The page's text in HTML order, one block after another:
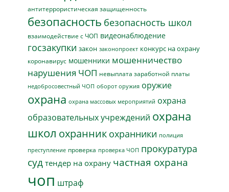
антитеррористическая защищенность
безопасность безопасность школ
взаимодействие с ЧОП видеонаблюдение
госзакупки закон законопроект конкурс на охрану
коронавирус мошенники мошенничество
нарушения ЧОП невыплата заработной платы
недобросовестный ЧОП оборот оружия оружие
охрана охрана массовых мероприятий охрана
образовательных учреждений охрана
школ охранник охранники полиция
преступление проверка проверка ЧОП прокуратура
суд тендер на охрану частная охрана
чоп штраф